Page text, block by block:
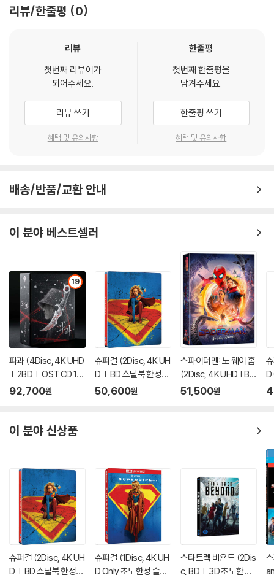
리뷰/한줄평 0
리뷰
첫번째 리뷰어가
되어주세요.
리뷰 쓰기
혜택 및 유의사항
한줄평
첫번째 한줄평을
남겨주세요.
한줄평 쓰기
혜택 및 유의사항
배송/반품/교환 안내
이 분야 베스트셀러
19
파과 (4Disc, 4K UHD
+ 2BD + OST CD 15
00장 한정 스틸북 한정
92,700원
슈퍼걸 (2Disc, 4K UH
D + BD 스틸북 한정
판) (펀치) : 블루레이
50,600원
스파이더맨: 노 웨이 홈
(2Disc, 4K UHD+BD
렌티큘러 풀슬립 B1 스
51,500원
D
이 분야 신상품
슈퍼걸 (2Disc, 4K UH
D + BD 스틸북 한정
슈퍼걸 (1Disc, 4K UH
D Only 초도한정 슬립
스타트렉 비욘드 (2Dis
c, BD + 3D 초도한정